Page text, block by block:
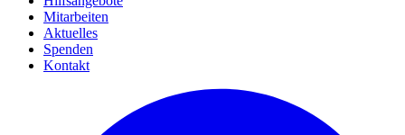
Mitarbeiten
Aktuelles
Spenden
Kontakt